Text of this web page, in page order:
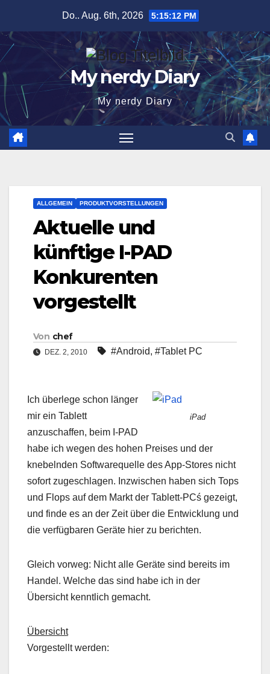
springen
Do.. Aug. 6th, 2026 5:15:13 PM
My nerdy Diary
My nerdy Diary
ALLGEMEIN PRODUKTVORSTELLUNGEN
Aktuelle und
künftige I-PAD
Konkurenten
vorgestellt
Von chef
DEZ. 2, 2010 #Android, #Tablet PC
iPad
Ich überlege schon länger
mir ein Tablett
anzuschaffen, beim I-PAD
habe ich wegen des hohen Preises und der
knebelnden Softwarequelle des App-Stores nicht
sofort zugeschlagen. Inzwischen haben sich Tops
und Flops auf dem Markt der Tablett-PCś gezeigt,
und finde es an der Zeit über die Entwicklung und
die verfügbaren Geräte hier zu berichten.
Gleich vorweg: Nicht alle Geräte sind bereits im
Handel. Welche das sind habe ich in der
Übersicht kenntlich gemacht.
Übersicht
Vorgestellt werden: